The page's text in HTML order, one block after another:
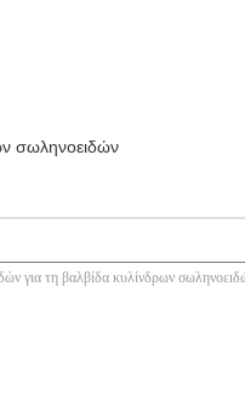
σωληνοειδών